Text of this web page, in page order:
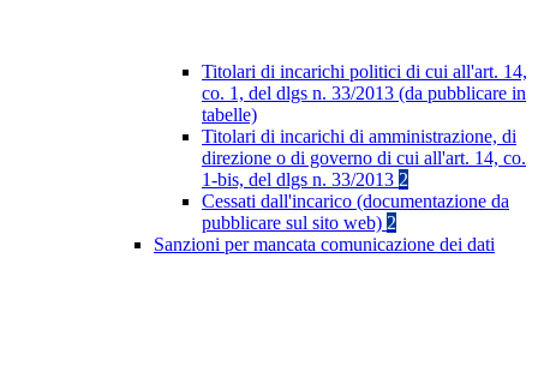
Titolari di incarichi politici di cui all'art. 14,
co. 1, del dlgs n. 33/2013 (da pubblicare in
tabelle)
Titolari di incarichi di amministrazione, di
direzione o di governo di cui all'art. 14, co.
1-bis, del dlgs n. 33/2013 2
Cessati dall'incarico (documentazione da
pubblicare sul sito web) 2
Sanzioni per mancata comunicazione dei dati